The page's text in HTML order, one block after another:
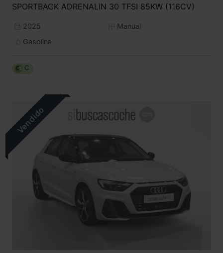
SPORTBACK ADRENALIN 30 TFSI 85KW (116CV)
2025
Manual
Gasolina
C